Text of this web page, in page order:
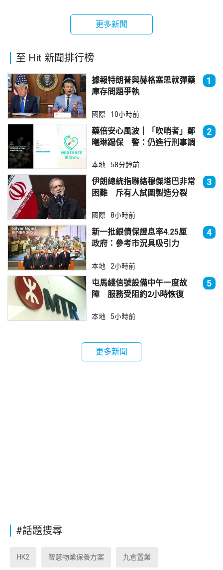
更多新聞
至 Hit 新聞排行榜
據報特朗普與赫格塞思就彈藥
庫存問題爭執
1
國際 10小時前
藥倍安心風波｜「吹哨者」鄭
曦琳踢保 警：仍進行刑事調
2
本地 58分鐘前
伊朗總統指聯絡穆傑塔巴非常
困難 斥有人試圖製造分裂
3
國際 8小時前
新一批銀債保證息率4.25厘
政府：參考市況具吸引力
4
本地 2小時前
屯馬綫信號設備中午一度故
障 服務受阻約2小時恢復
5
本地 5小時前
更多新聞
#話題搜尋
HK2 智慧物業保養方案 九倉置業